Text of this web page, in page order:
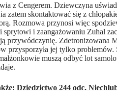
z Cengerem. Dziewczyna
zatem skontaktować się z
Rozmowa przynosi więc
sprytowi i zaangażowaniu Zuhal
przywódczynię. Zdetronizowana
przysporzyła jej tylko
muszą odbyć lot
Dziedzictwo 244 odc.